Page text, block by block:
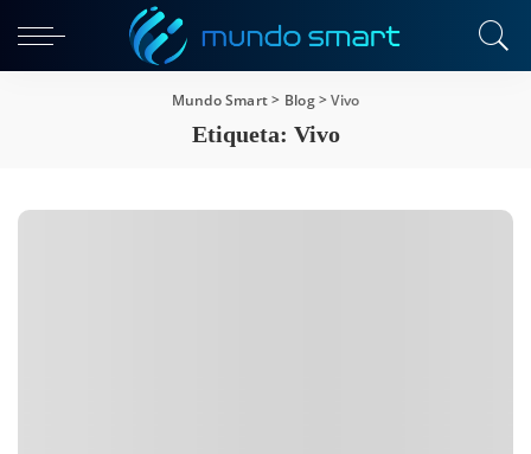
Mundo Smart> Blog>Vivo
Etiqueta: Vivo